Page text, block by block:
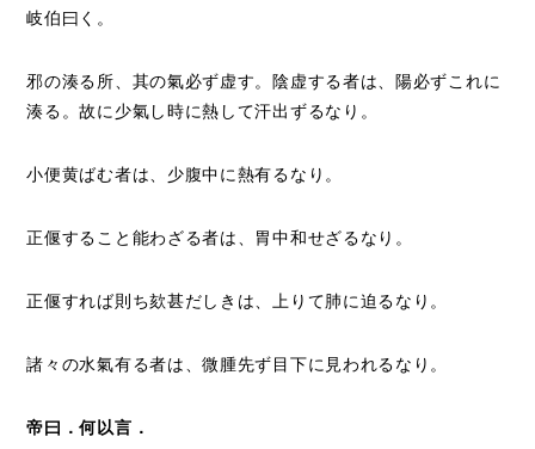
岐伯曰く。
邪の湊る所、其の氣必ず虚す。陰虚する者は、陽必ずこれに
湊る。故に少氣し時に熱して汗出ずるなり。
小便黄ばむ者は、少腹中に熱有るなり。
正偃すること能わざる者は、胃中和せざるなり。
正偃すれば則ち欬甚だしきは、上りて肺に迫るなり。
諸々の水氣有る者は、微腫先ず目下に見われるなり。
帝曰．何以言．